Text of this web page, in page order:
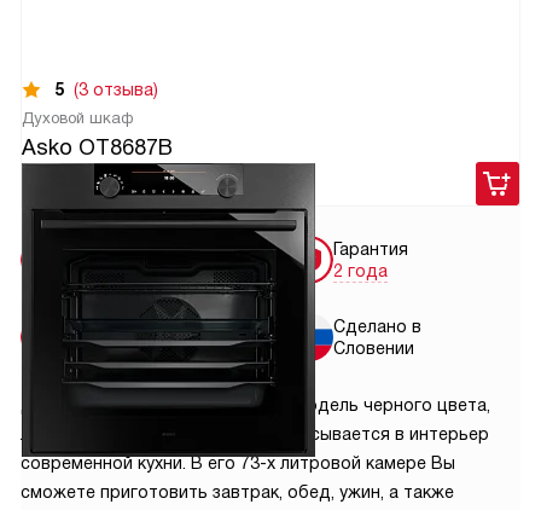
5 (3 отзыва)
Духовой шкаф
Asko OT8687B
189 900руб.
Бесплатная
доставка
Бесплатная
установка
Гарантия
2 года
Сделано в
Словении
Духовой шкаф Asko ОТ8687B — модель черного цвета,
лаконично выглядит и хорошо вписывается в интерьер
современной кухни. В его 73-х литровой камере Вы
сможете приготовить завтрак, обед, ужин, а также